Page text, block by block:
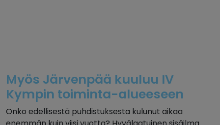
Myös Järvenpää kuuluu IV
Kympin toiminta-alueeseen
Onko edellisestä puhdistuksesta kulunut aikaa